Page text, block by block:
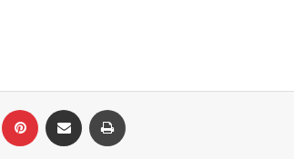
LinkedIn Pinterest Share via Email